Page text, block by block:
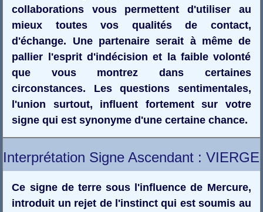
collaborations vous permettent d'utiliser au
mieux toutes vos qualités de contact,
d'échange. Une partenaire serait à même de
pallier l'esprit d'indécision et la faible volonté
que vous montrez dans certaines
circonstances. Les questions sentimentales,
l'union surtout, influent fortement sur votre
signe qui est synonyme d'une certaine chance.
Interprétation Signe Ascendant : VIERGE
Ce signe de terre sous l'influence de Mercure,
introduit un rejet de l'instinct qui est soumis au